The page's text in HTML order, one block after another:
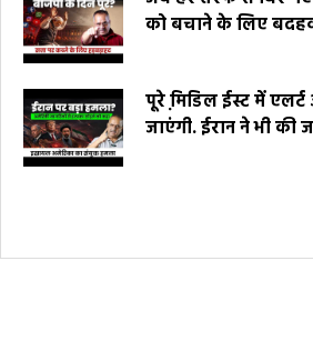
को बचाने के लिए
पूरे मि़डिल ईस्ट में
जाएंगी. ईरान ने भी की